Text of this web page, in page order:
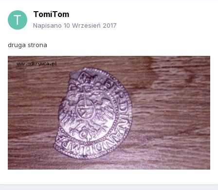
TomiTom
Napisano 10 Wrzesień 2017
druga strona